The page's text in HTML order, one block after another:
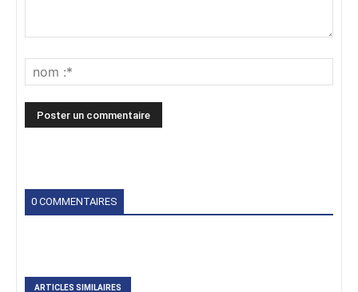
0 COMMENTAIRES
ARTICLES SIMILAIRES